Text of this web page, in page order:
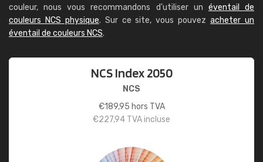
couleur, nous vous recommandons d'utiliser un éventail de
couleurs NCS physique. Sur ce site, vous pouvezacheter un
éventail de couleurs NCS.
NCS Index 2050
NCS
€189,95 hors TVA
€227,94 TVA incluse